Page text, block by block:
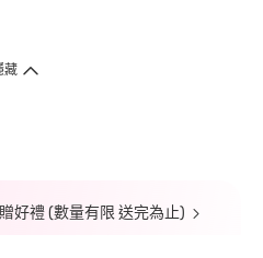
藏
好禮 (數量有限 送完為止)